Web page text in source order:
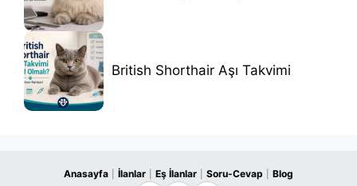
British Shorthair Aşı Takvimi
Anasayfa İlanlar Eş İlanlar Soru-Cevap Blog